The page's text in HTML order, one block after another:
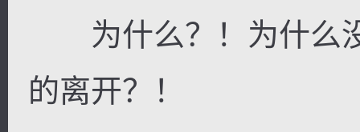
为什么？！为什么
的离开？！